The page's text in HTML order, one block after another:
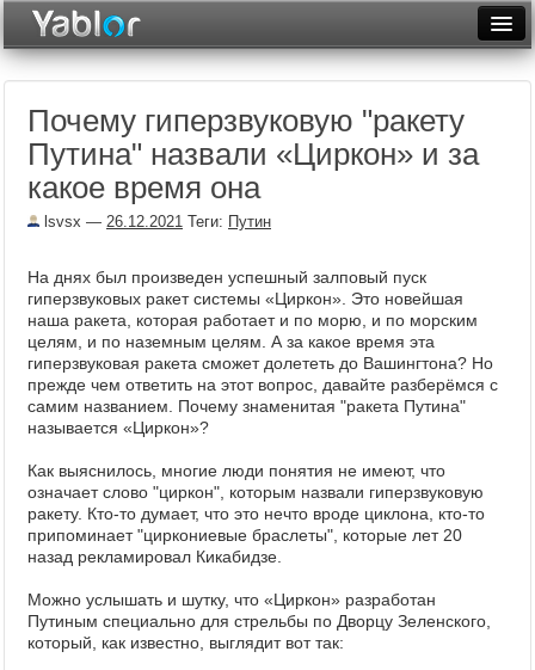
Неделя
Месяц
Рейтинги
Фототоп
Видеотоп
Почему гиперзвуковую "ракету
Путина" назвали «Циркон» и за
какое время она
lsvsx — 26.12.2021 Теги: Путин
На днях был произведен успешный залповый пуск
гиперзвуковых ракет системы «Циркон». Это новейшая
наша ракета, которая работает и по морю, и по морским
целям, и по наземным целям. А за какое время эта
гиперзвуковая ракета сможет долететь до Вашингтона? Но
прежде чем ответить на этот вопрос, давайте разберёмся с
самим названием. Почему знаменитая "ракета Путина"
называется «Циркон»?
Как выяснилось, многие люди понятия не имеют, что
означает слово "циркон", которым назвали гиперзвуковую
ракету. Кто-то думает, что это нечто вроде циклона, кто-то
припоминает "циркониевые браслеты", которые лет 20
назад рекламировал Кикабидзе.
Можно услышать и шутку, что «Циркон» разработан
Путиным специально для стрельбы по Дворцу Зеленского,
который, как известно, выглядит вот так: